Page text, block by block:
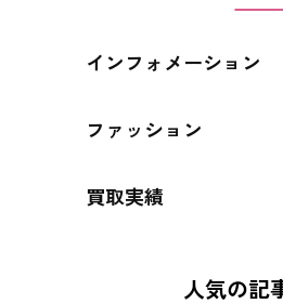
インフォメーション
ファッション
買取実績
人気の記